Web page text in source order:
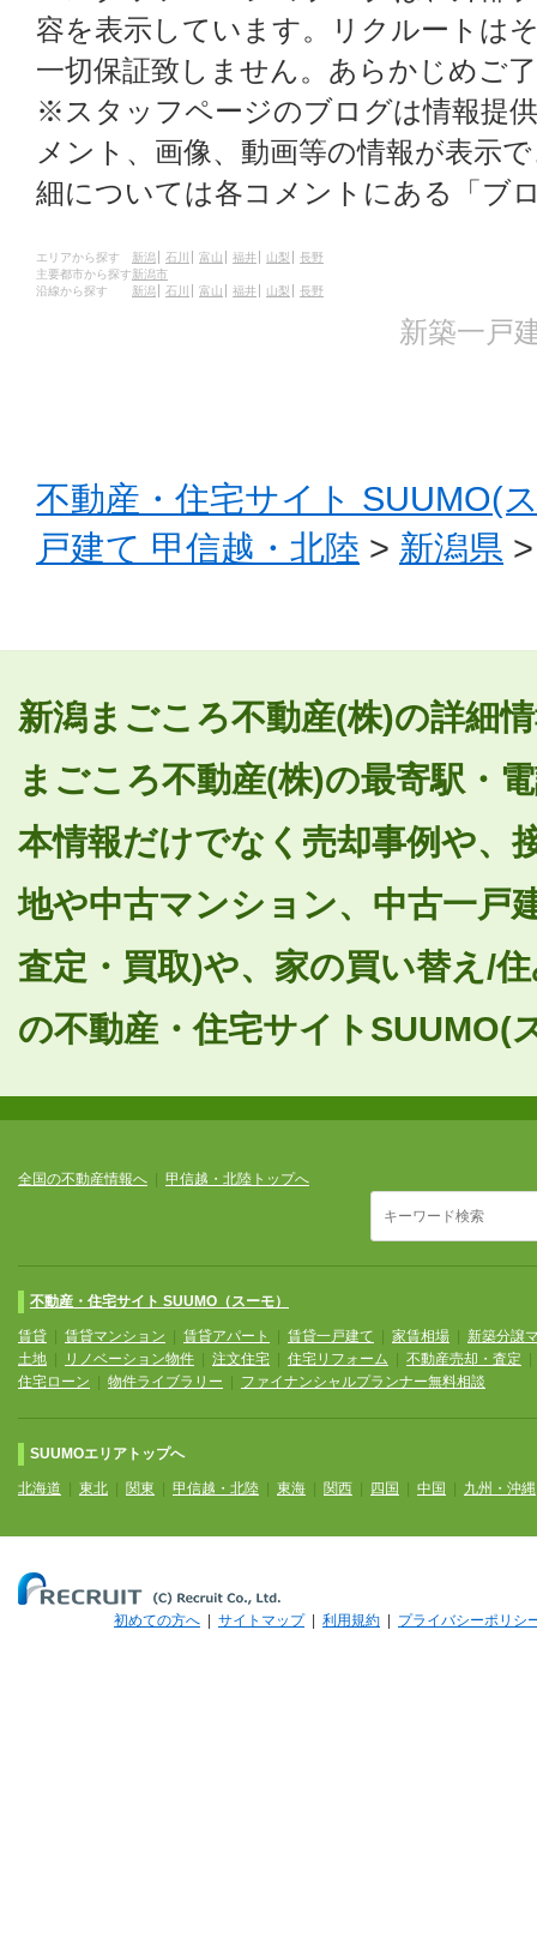
容を表示しています。リクルートは
一切保証致しません。あらかじめご
※スタッフページのブログは情報提
メント、画像、動画等の情報が表示
細については各コメントにある「ブ
エリアから探す 新潟 石川 富山 福井 山梨
長野
主要都市から探す新潟市
沿線から探す
新潟 石川 富山 福井 山梨 長野
新築一戸
不動産・住宅サイト SUUMO(
戸建て 甲信越・北陸 > 新潟県
新潟まごころ不動産(株)の詳細
まごころ不動産(株)の最寄駅・
本情報だけでなく売却事例や、
地や中古マンション、中古一戸
査定・買取)や、家の買い替え/
の不動産・住宅サイトSUUMO(
全国の不動産情報へ 甲信越・北陸トップへ
不動産・住宅サイト SUUMO（スーモ）
賃貸 賃貸マンション 賃貸アパート 賃貸一戸建て 家賃相場
新築分譲
土地
リノベーション物件 注文住宅 住宅リフォーム 不動産売却・査定
住宅ローン
物件ライブラリー ファイナンシャルプランナー無料相談
SUUMOエリアトップへ
北海道 東北 関東 甲信越・北陸 東海 関西 四国 中国 九州・沖縄
初めての方へ サイトマップ| 利用規約 プライバシーポリシ